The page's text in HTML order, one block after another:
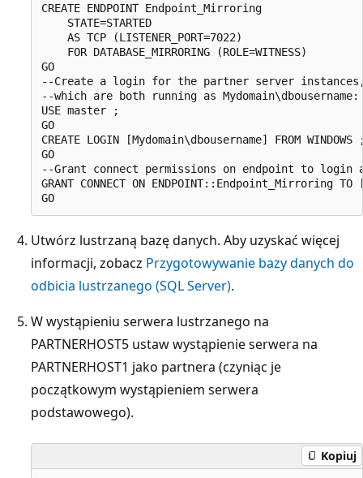
CREATE ENDPOINT Endpoint_Mirroring
    STATE=STARTED
    AS TCP (LISTENER_PORT=7022)
    FOR DATABASE_MIRRORING (ROLE=WITNESS)
GO
--Create a login for the partner server
--which are both running as
USE master ;
GO
CREATE LOGIN [Mydomain\dbousername] FROM
GO
--Grant connect permissions on endpoint to
GRANT CONNECT ON ENDPOINT::Endpoint_Mirroring
Utwórz lustrzaną bazę danych. Aby uzyskać więcej
informacji, zobacz Przygotowywanie bazy danych do
odbicia lustrzanego (SQL Server).
W wystąpieniu serwera lustrzanego na
PARTNERHOST5 ustaw wystąpienie serwera na
PARTNERHOST1 jako partnera (czyniąc je
początkowym wystąpieniem serwera
podstawowego).
Kopiuj